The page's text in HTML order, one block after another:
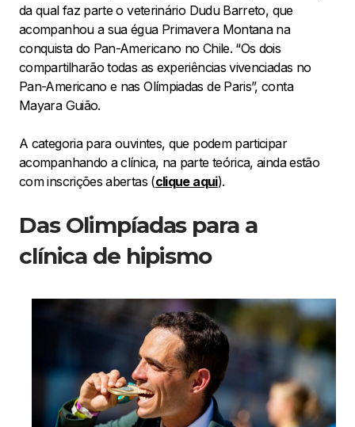
da qual faz parte o veterinário Dudu Barreto, que
acompanhou a sua égua Primavera Montana na
conquista do Pan-Americano no Chile. “Os dois
compartilharão todas as experiências vivenciadas no
Pan-Americano e nas Olímpiadas de Paris”, conta
Mayara Guião.
A categoria para ouvintes, que podem participar
acompanhando a clínica, na parte teórica, ainda estão
com inscrições abertas (clique aqui).
Das Olimpíadas para a
clínica de hipismo